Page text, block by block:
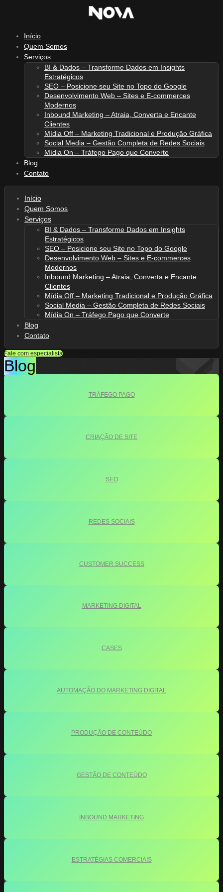
conteúdoInício
Quem Somos
Serviços
BI & Dados – Transforme Dados em Insights
Estratégicos
SEO – Posicione seu Site no Topo do Google
Desenvolvimento Web – Sites e E-commerces
Modernos
Inbound Marketing – Atraia, Converta e Encante
Clientes
Mídia Off – Marketing Tradicional e Produção Gráfica
Social Media – Gestão Completa de Redes Sociais
Mídia On – Tráfego Pago que Converte
Blog
Contato
Início
Quem Somos
Serviços
BI & Dados – Transforme Dados em Insights
Estratégicos
SEO – Posicione seu Site no Topo do Google
Desenvolvimento Web – Sites e E-commerces
Modernos
Inbound Marketing – Atraia, Converta e Encante
Clientes
Mídia Off – Marketing Tradicional e Produção Gráfica
Social Media – Gestão Completa de Redes Sociais
Mídia On – Tráfego Pago que Converte
Blog
Contato
Fale com especialista
Blog
TRÁFEGO PAGO
CRIAÇÃO DE SITE
SEO
REDES SOCIAIS
CUSTOMER SUCCESS
MARKETING DIGITAL
CASES
AUTOMAÇÃO DO MARKETING DIGITAL
PRODUÇÃO DE CONTEÚDO
GESTÃO DE CONTEÚDO
INBOUND MARKETING
ESTRATÉGIAS COMERCIAIS